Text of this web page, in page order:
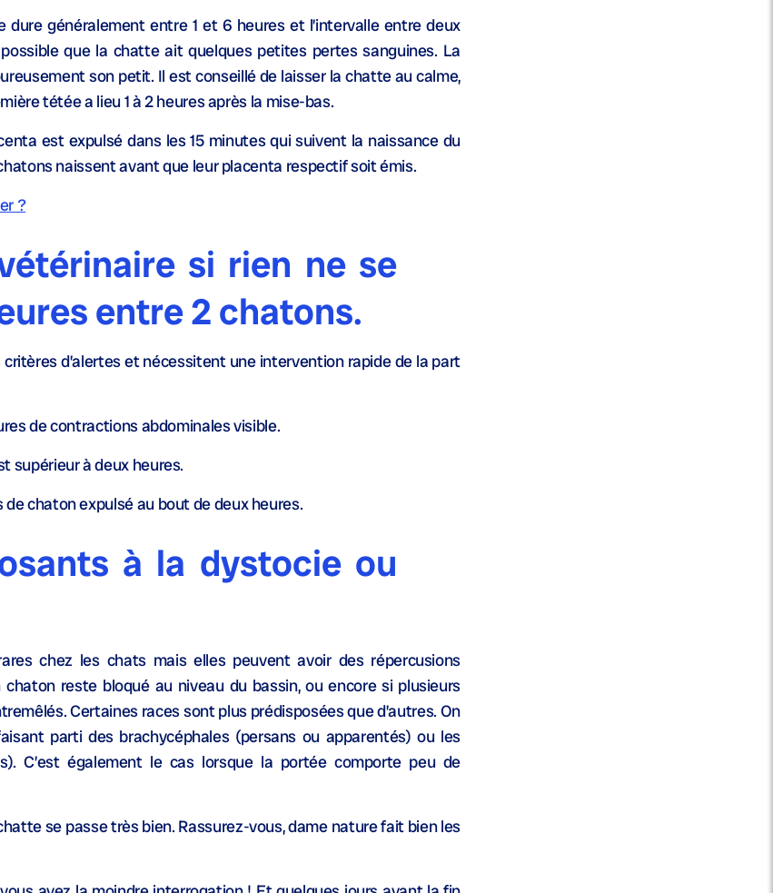
dure généralement entre 1 et 6 heures et l’intervalle entre deux
que la chatte ait quelques petites pertes sanguines. La
son petit. Il est conseillé de laisser la chatte au calme,
tétée a lieu 1 à 2 heures après la mise-bas.
est expulsé dans les 15 minutes qui suivent la naissance du
naissent avant que leur placenta respectif soit émis.
?
si rien ne se
entre 2 chatons.
d’alertes et nécessitent une intervention rapide de la part
de contractions abdominales visible.
supérieur à deux heures.
chaton expulsé au bout de deux heures.
à la dystocie ou
chez les chats mais elles peuvent avoir des répercusions
reste bloqué au niveau du bassin, ou encore si plusieurs
Certaines races sont plus prédisposées que d’autres. On
parti des brachycéphales (persans ou apparentés) ou les
C’est également le cas lorsque la portée comporte peu de
se passe très bien. Rassurez-vous, dame nature fait bien les